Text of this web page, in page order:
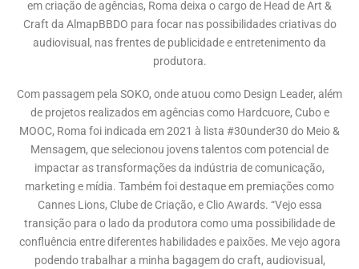
em criação de agências, Roma deixa o cargo de Head de Art &
Craft da AlmapBBDO para focar nas possibilidades criativas do
audiovisual, nas frentes de publicidade e entretenimento da
produtora.
Com passagem pela SOKO, onde atuou como Design Leader, além
de projetos realizados em agências como Hardcuore, Cubo e
MOOC, Roma foi indicada em 2021 à lista #30under30 do Meio &
Mensagem, que selecionou jovens talentos com potencial de
impactar as transformações da indústria de comunicação,
marketing e mídia. Também foi destaque em premiações como
Cannes Lions, Clube de Criação, e Clio Awards. “Vejo essa
transição para o lado da produtora como uma possibilidade de
confluência entre diferentes habilidades e paixões. Me vejo agora
podendo trabalhar a minha bagagem do craft, audiovisual,